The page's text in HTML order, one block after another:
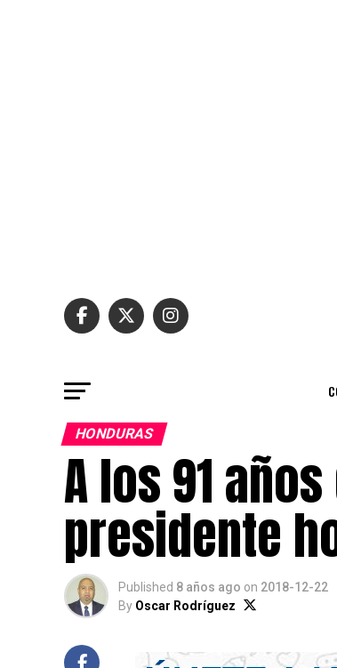
HONDURAS
A los 91
presidente
Published 8 años ago on 2018-12-22
By Oscar Rodríguez